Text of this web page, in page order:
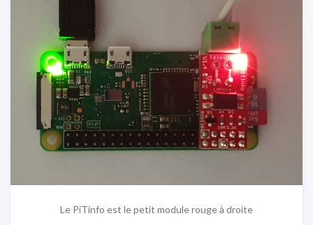
Le PiTinfo est le petit module rouge à droite